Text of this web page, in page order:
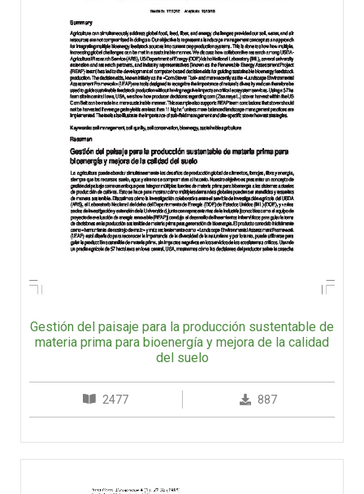
Gestión del paisaje para la producción sustentable de
materia prima para bioenergía y mejora de la calidad
del suelo
2477 887